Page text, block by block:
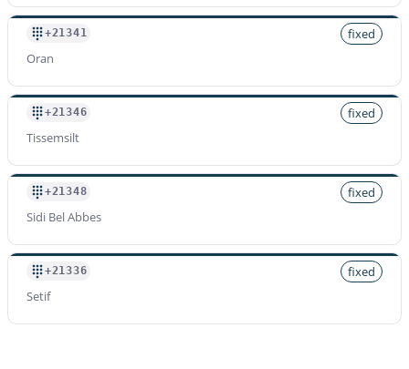
+21341
fixed
Oran
+21346
fixed
Tissemsilt
+21348
fixed
Sidi Bel Abbes
+21336
fixed
Setif